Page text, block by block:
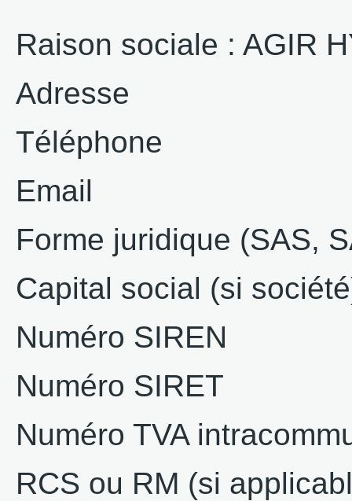
Raison sociale : AGIR
Adresse
Téléphone
Email
Forme juridique (SAS,
Capital social (si
Numéro SIREN
Numéro SIRET
Numéro TVA
RCS ou RM (si